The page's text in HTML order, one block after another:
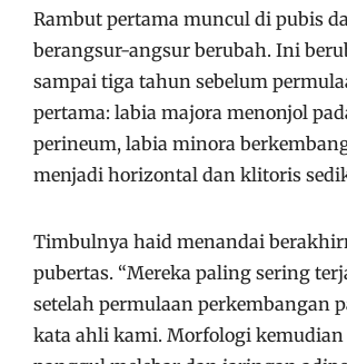
Rambut pertama muncul di pubis
berangsur-angsur berubah. Ini
sampai tiga tahun sebelum
pertama: labia majora menonjol
perineum, labia minora
menjadi horizontal dan klitoris
Timbulnya haid menandai
pubertas. “Mereka paling sering
setelah permulaan perkembangan
kata ahli kami. Morfologi kemudian